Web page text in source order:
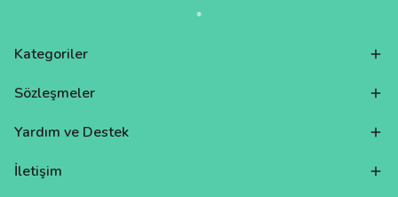
Kategoriler
Sözleşmeler
Yardım ve Destek
İletişim